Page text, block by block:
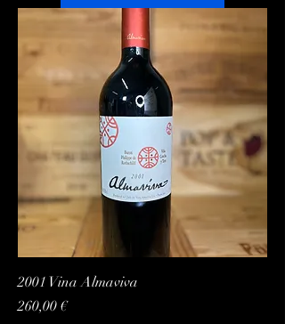
2001 Vina Almaviva
Preço
260,00 €